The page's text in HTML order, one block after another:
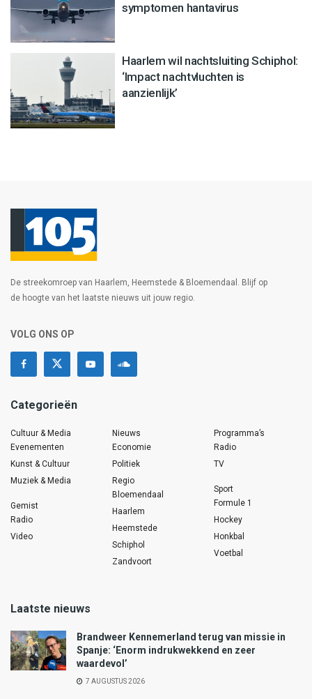
symptomen hantavirus
Haarlem wil nachtsluiting Schiphol:
‘Impact nachtvluchten is
aanzienlijk’
De streekomroep van Haarlem, Heemstede & Bloemendaal. Blijf op
de hoogte van het laatste nieuws uit jouw regio.
VOLG ONS OP
Categorieën
Cultuur & Media
Evenementen
Kunst & Cultuur
Muziek & Media
Gemist
Radio
Video
Nieuws
Economie
Politiek
Regio
Bloemendaal
Haarlem
Heemstede
Schiphol
Zandvoort
Programma’s
Radio
TV
Sport
Formule 1
Hockey
Honkbal
Voetbal
Laatste nieuws
Brandweer Kennemerland terug van missie in
Spanje: ‘Enorm indrukwekkend en zeer
waardevol’
7 AUGUSTUS 2026